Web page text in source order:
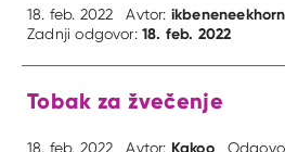
18. feb. 2022 Avtor: ikbeneneekhorn
Zadnji odgovor:18. feb. 2022
Tobak za žvečenje
18. feb. 2022 Avtor: Kakoo